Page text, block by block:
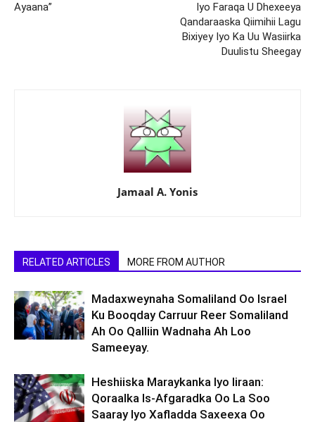
Ayaana”
Iyo Faraqa U Dhexeeya
Qandaraaska Qiimihii Lagu
Bixiyey Iyo Ka Uu Wasiirka
Duulistu Sheegay
Jamaal A. Yonis
RELATED ARTICLES MORE FROM AUTHOR
Madaxweynaha Somaliland Oo Israel
Ku Booqday Carruur Reer Somaliland
Ah Oo Qalliin Wadnaha Ah Loo
Sameeyay.
Heshiiska Maraykanka Iyo Iiraan:
Qoraalka Is-Afgaradka Oo La Soo
Saaray Iyo Xafladda Saxeexa Oo